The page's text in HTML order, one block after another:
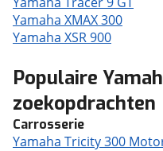
Yamaha XMAX 300
Yamaha XSR 900
Populaire
zoekopdrachten
Carrosserie
Yamaha Tricity 300